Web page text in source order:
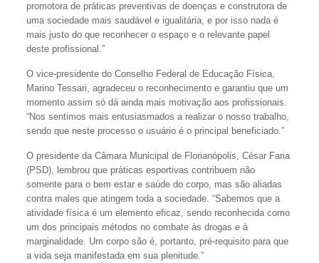
promotora de práticas preventivas de doenças e construtora de
uma sociedade mais saudável e igualitária, e por isso nada é
mais justo do que reconhecer o espaço e o relevante papel
deste profissional.”
O vice-presidente do Conselho Federal de Educação Física,
Marino Tessari, agradeceu o reconhecimento e garantiu que um
momento assim só dá ainda mais motivação aos profissionais.
“Nos sentimos mais entusiasmados a realizar o nosso trabalho,
sendo que neste processo o usuário é o principal beneficiado.”
O presidente da Câmara Municipal de Florianópolis, César Faria
(PSD), lembrou que práticas esportivas contribuem não
somente para o bem estar e saúde do corpo, mas são aliadas
contra males que atingem toda a sociedade. “Sabemos que a
atividade física é um elemento eficaz, sendo reconhecida como
um dos principais métodos no combate às drogas e à
marginalidade. Um corpo são é, portanto, pré-requisito para que
a vida seja manifestada em sua plenitude.”